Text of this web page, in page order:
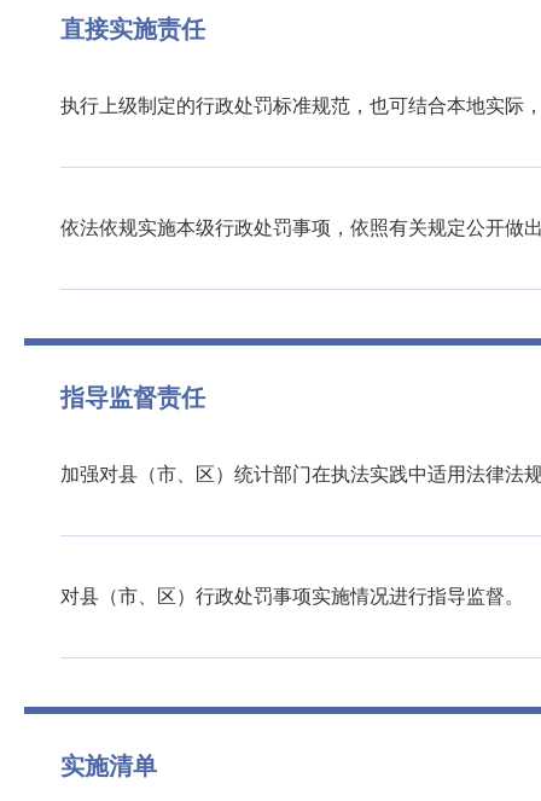
直接实施责任
执行上级制定的行政处罚标准规范，也可结合本地实际
依法依规实施本级行政处罚事项，依照有关规定公开做
指导监督责任
加强对县（市、区）统计部门在执法实践中适用法律法
对县（市、区）行政处罚事项实施情况进行指导监督。
实施清单